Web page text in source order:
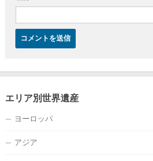
エリア別世界遺産
ヨーロッパ
アジア